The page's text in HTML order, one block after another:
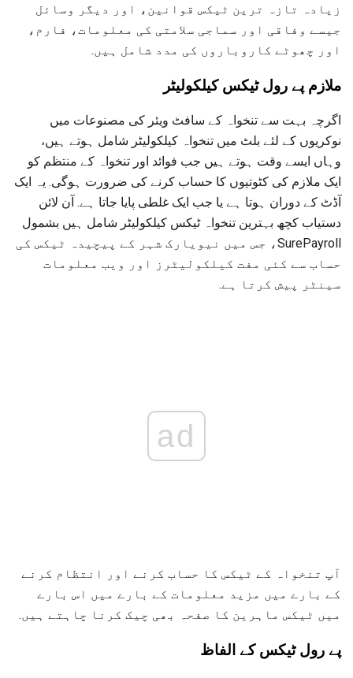
زیادہ تازہ ترین ٹیکس قوانین، اور دیگر وسائل
جیسے وفاقی اور سماجی سلامتی کی معلومات، فارم،
اور چھوٹے کاروباروں کی مدد شامل ہیں.
ملازم پے رول ٹیکس کیلکولیٹر
اگرچہ بہت سے تنخواہ کے سافٹ ویئر کی مصنوعات میں
نوکریوں کے لئے بلٹ میں تنخواہ کیلکولیٹر شامل ہوتے ہیں،
وہاں ایسے وقت ہوتے ہیں جب فوائد اور تنخواہ کے منتظم کو
ایک ملازم کی کٹوتیوں کا حساب کرنے کی ضرورت ہوگی. یہ ایک
آڈٹ کے دوران ہوتا ہے یا جب ایک غلطی پایا جاتا ہے. آن لائن
دستیاب کچھ بہترین تنخواہ ٹیکس کیلکولیٹر شامل ہیں بشمول
SurePayroll، جس میں نیویارک شہر کے پیچیدہ ٹیکس کی
حساب سے کئی مفت کیلکولیٹرز اور ویب معلومات
سینٹر پیش کرتا ہے.
ad
آپ تنخواہ کے ٹیکس کا حساب کرنے اور انتظام کرنے
کے بارے میں مزید معلومات کے بارے میں اس بارے
میں ٹیکس ماہرین کا صفحہ بھی چیک کرنا چاہتے ہیں.
پے رول ٹیکس کے الفاظ